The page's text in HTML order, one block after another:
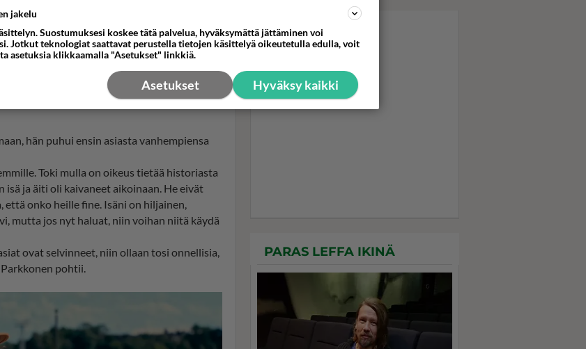
hän puhui ensin asiasta vanhempiensa
Toki mulla on oikeus tietää historiasta
ja äiti oli kaivaneet aikoinaan. He eivät
onko heille fine. Isäni on hiljainen,
mutta jos nyt haluat, niin voihan niitä käydä
ovat selvinneet, niin ollaan tosi onnellisia,
pohtii.
PARAS LEFFA IKINÄ
jakelu
Suostumuksesi koskee tätä palvelua, hyväksymättä jättäminen voi
Jotkut teknologiat saattavat perustella tietojen käsittelyä oikeutetulla edulla, voit
asetuksia klikkaamalla "Asetukset" linkkiä.
Hyväksy kaikki
Asetukset